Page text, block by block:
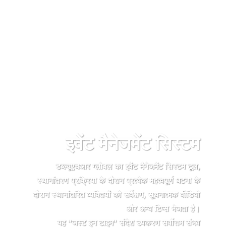
इवेंट मैनेजमेंट सिस्टम
डब्ल्यूएचआर ग्लोबल का इवेंट मैनेजमेंट सिस्टम टूल,
स्थानांतरण प्रक्रिया के दौरान प्रत्येक महत्वपूर्ण घटना के
दौरान स्थानांतरित व्यक्तियों को सर्वेक्षण, सूचनात्मक वीडियो
और अन्य टिप्स भेजता है।
यह "जस्ट इन टाइम" संदेश उपकरण सर्वोत्तम संभव